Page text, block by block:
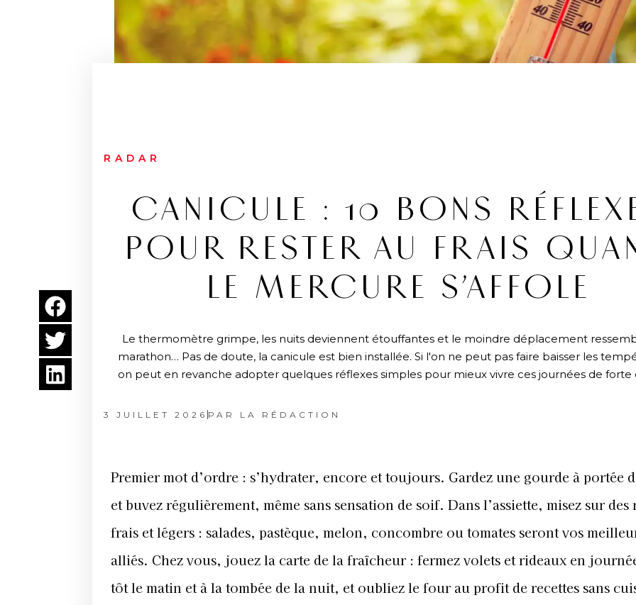
RADAR
CANICULE : 10 BONS
POUR RESTER AU FRAIS
LE MERCURE S’AFFOLE
Le thermomètre grimpe, les nuits deviennent étouffantes et le moindre déplacement
marathon… Pas de doute, la canicule est bien installée. Si l'on ne peut pas faire baisser les
on peut en revanche adopter quelques réflexes simples pour mieux vivre ces journées de forte
3 JUILLET 2026 PAR LA RÉDACTION
Premier mot d’ordre : s’hydrater, encore et toujours. Gardez une gourde à portée
et buvez régulièrement, même sans sensation de soif. Dans l’assiette, misez sur des
frais et légers : salades, pastèque, melon, concombre ou tomates seront vos
alliés. Chez vous, jouez la carte de la fraîcheur : fermez volets et rideaux en
tôt le matin et à la tombée de la nuit, et oubliez le four au profit de recettes sans